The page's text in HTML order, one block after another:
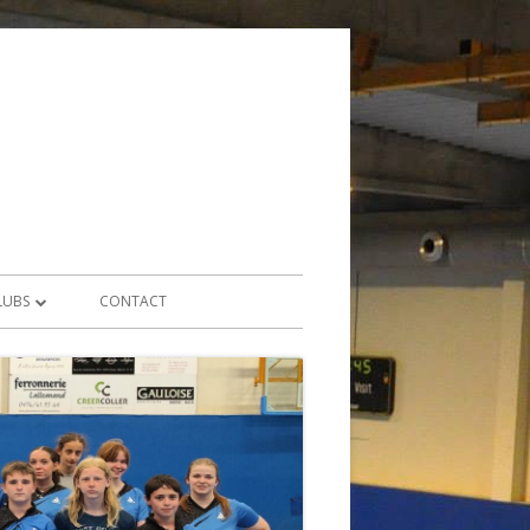
2 – DIVISION 1
1 – TOP 8
1 – DIVISION 1
CONTACT